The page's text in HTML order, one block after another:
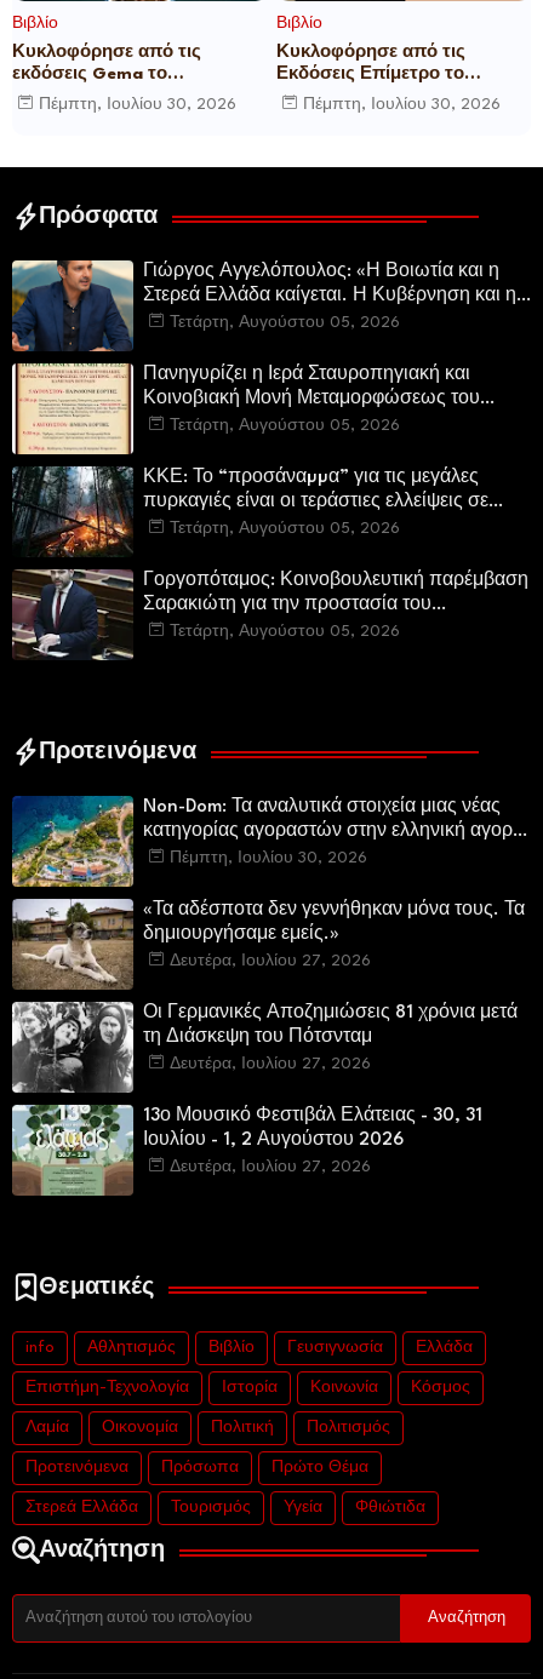
Βιβλίο
Κυκλοφόρησε από τις
εκδόσεις Gema το
μυθιστόρημα του γνωστού
δημοσιογράφου Γεώργιου Θ.
Πέμπτη, Ιουλίου 30, 2026
Βιβλίο
Κυκλοφόρησε από τις
Εκδόσεις Επίμετρο το
αστυνομικό μυθιστόρημα της
Κατερίνας Πανούση Οι ρόλοι
Πέμπτη, Ιουλίου 30, 2026
Πρόσφατα
Γιώργος Αγγελόπουλος: «Η Βοιωτία και η
Στερεά Ελλάδα καίγεται. Η Κυβέρνηση και η
Περιφερειακή Αρχή αυτοθαυμάζονται.»
Τετάρτη, Αυγούστου 05, 2026
Πανηγυρίζει η Ιερά Σταυροπηγιακή και
Κοινοβιακή Μονή Μεταμορφώσεως του
Σωτήρος Καμενων Βουρλων (Μονή Αγιάς ή
Τετάρτη, Αυγούστου 05, 2026
ΚΚΕ: Το “προσάναµµα” για τις μεγάλες
πυρκαγιές είναι οι τεράστιες ελλείψεις σε
µέσα και προσωπικό στην Πυροσβεστική και
Τετάρτη, Αυγούστου 05, 2026
Γοργοπόταμος: Κοινοβουλευτική παρέμβαση
Σαρακιώτη για την προστασία του
εμβληματικού φυσικού και ιστορικού
Τετάρτη, Αυγούστου 05, 2026
Προτεινόμενα
Non-Dom: Τα αναλυτικά στοιχεία μιας νέας
κατηγορίας αγοραστών στην ελληνική αγορά
πολυτελών κατοικιών
Πέμπτη, Ιουλίου 30, 2026
«Τα αδέσποτα δεν γεννήθηκαν μόνα τους. Τα
δημιουργήσαμε εμείς.»
Δευτέρα, Ιουλίου 27, 2026
Οι Γερμανικές Αποζημιώσεις 81 χρόνια μετά
τη Διάσκεψη του Πότσνταμ
Δευτέρα, Ιουλίου 27, 2026
13ο Μουσικό Φεστιβάλ Ελάτειας - 30, 31
Ιουλίου - 1, 2 Αυγούστου 2026
Δευτέρα, Ιουλίου 27, 2026
Θεματικές
info Αθλητισμός Βιβλίο Γευσιγνωσία Ελλάδα
Επιστήμη-Τεχνολογία Ιστορία Κοινωνία Κόσμος
Λαμία Οικονομία Πολιτική Πολιτισμός
Προτεινόμενα Πρόσωπα Πρώτο Θέμα
Στερεά Ελλάδα Τουρισμός Υγεία Φθιώτιδα
Αναζήτηση